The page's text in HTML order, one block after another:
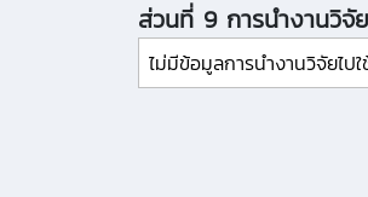
ส่วนที่ 9 การนำงานวิจัย
ไม่มีข้อมูลการนำงานวิจัยไปใ